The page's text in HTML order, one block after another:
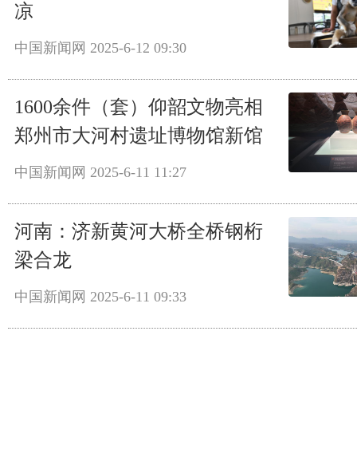
凉
中国新闻网 2025-6-12 09:30
1600余件（套）仰韶文物亮相
郑州市大河村遗址博物馆新馆
中国新闻网 2025-6-11 11:27
河南：济新黄河大桥全桥钢桁
梁合龙
中国新闻网 2025-6-11 09:33